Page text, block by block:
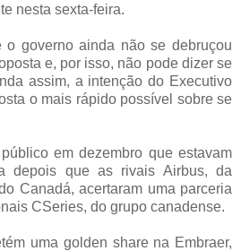
nesta sexta-feira.
o governo ainda não se debruçou
e, por isso, não pode dizer se
assim, a intenção do Executivo
o mais rápido possível sobre se
em dezembro que estavam
depois que as rivais Airbus, da
Canadá, acertaram uma parceria
CSeries, do grupo canadense.
uma golden share na Embraer,